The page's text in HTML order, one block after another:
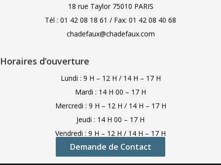
18 rue Taylor 75010 PARIS
Tél : 01 42 08 18 61 / Fax: 01 42 08 40 68
chadefaux@chadefaux.com
Horaires d’ouverture
Lundi : 9 H – 12 H / 14 H – 17 H
Mardi : 14 H 00 – 17 H
Mercredi : 9 H – 12 H / 14 H – 17 H
Jeudi : 14 H 00 – 17 H
Vendredi : 9 H – 12 H / 14 H – 17 H
Demande de Contact